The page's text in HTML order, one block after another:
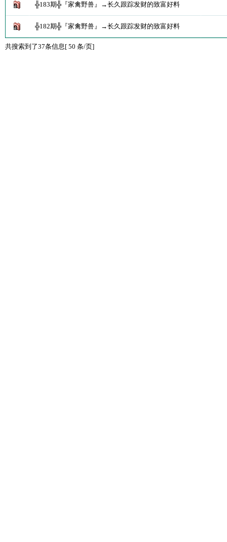
╬183期╬『家禽野兽』→长久跟踪发财的致富好料
╬182期╬『家禽野兽』→长久跟踪发财的致富好料
共搜索到了37条信息[ 50 条/页]